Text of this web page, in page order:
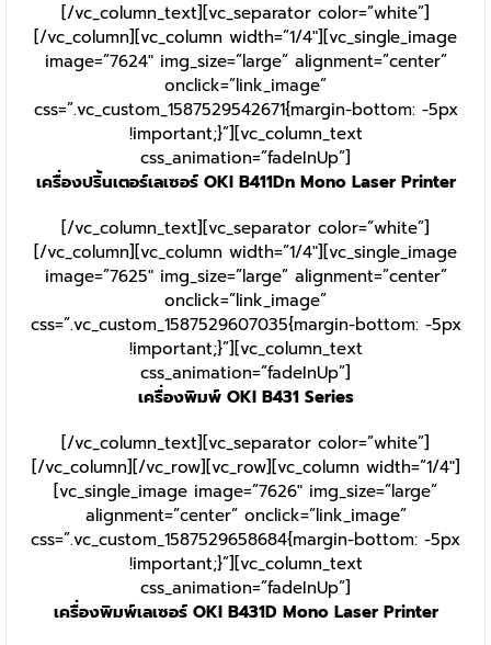
[/vc_column_text][vc_separator color=”white”]
[/vc_column][vc_column width=”1/4″][vc_single_image
image=”7624″ img_size=”large” alignment=”center”
onclick=”link_image”
css=”.vc_custom_1587529542671{margin-bottom: -5px
!important;}”][vc_column_text
css_animation=”fadeInUp”]
เครื่องปริ้นเตอร์เลเซอร์ OKI B411Dn Mono Laser Printer
[/vc_column_text][vc_separator color=”white”]
[/vc_column][vc_column width=”1/4″][vc_single_image
image=”7625″ img_size=”large” alignment=”center”
onclick=”link_image”
css=”.vc_custom_1587529607035{margin-bottom: -5px
!important;}”][vc_column_text
css_animation=”fadeInUp”]
เครื่องพิมพ์ OKI B431 Series
[/vc_column_text][vc_separator color=”white”]
[/vc_column][/vc_row][vc_row][vc_column width=”1/4″]
[vc_single_image image=”7626″ img_size=”large”
alignment=”center” onclick=”link_image”
css=”.vc_custom_1587529658684{margin-bottom: -5px
!important;}”][vc_column_text
css_animation=”fadeInUp”]
เครื่องพิมพ์เลเซอร์ OKI B431D Mono Laser Printer